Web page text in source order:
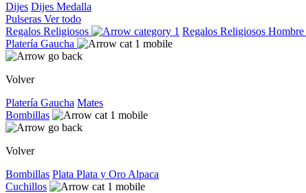
Dijes Dijes Medalla
Pulseras Ver todo
Regalos Religiosos
Regalos Religiosos Hombre
Platería Gaucha
Volver
Platería Gaucha Mates
Bombillas
Volver
Bombillas Plata Plata y Oro Alpaca
Cuchillos